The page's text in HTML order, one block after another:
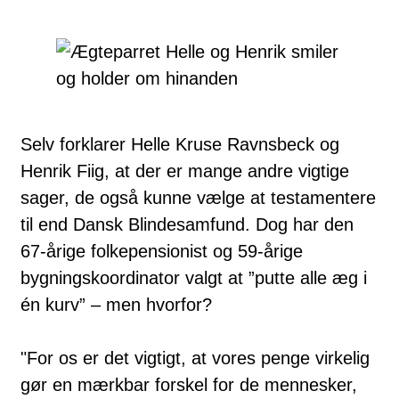
Selv forklarer Helle Kruse Ravnsbeck og
Henrik Fiig, at der er mange andre vigtige
sager, de også kunne vælge at testamentere
til end Dansk Blindesamfund. Dog har den
67-årige folkepensionist og 59-årige
bygningskoordinator valgt at ”putte alle æg i
én kurv” – men hvorfor?
"For os er det vigtigt, at vores penge virkelig
gør en mærkbar forskel for de mennesker,